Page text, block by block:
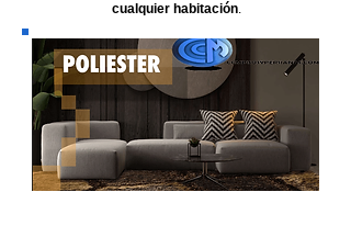
cualquier habitación.